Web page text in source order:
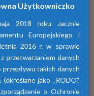
HANKISON
Użytkowniczko
2018 roku zacznie
Europejskiego i
2016 r. w sprawie
przetwarzaniem danych
takich danych
jako „RODO”,
o Ochronie